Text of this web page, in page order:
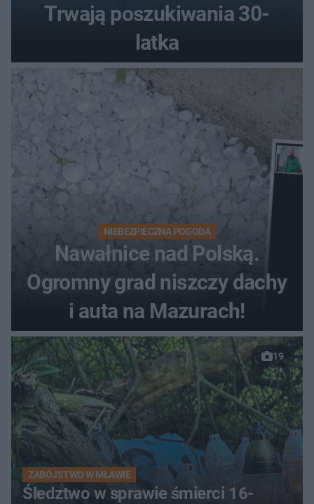
Trwają poszukiwania 30-
latka
NIEBEZPIECZNA POGODA
Nawałnice nad Polską.
Ogromny grad niszczy dachy
i auta na Mazurach!
19
ZABÓJSTWO W MŁAWIE
Śledztwo w sprawie śmierci 16-